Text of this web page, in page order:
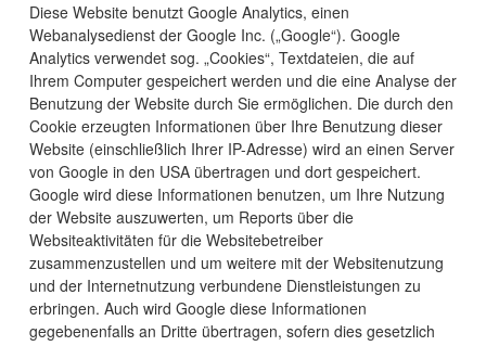
Diese Website benutzt Google Analytics, einen
Webanalysedienst der Google Inc. („Google“). Google
Analytics verwendet sog. „Cookies“, Textdateien, die auf
Ihrem Computer gespeichert werden und die eine Analyse der
Benutzung der Website durch Sie ermöglichen. Die durch den
Cookie erzeugten Informationen über Ihre Benutzung dieser
Website (einschließlich Ihrer IP-Adresse) wird an einen Server
von Google in den USA übertragen und dort gespeichert.
Google wird diese Informationen benutzen, um Ihre Nutzung
der Website auszuwerten, um Reports über die
Websiteaktivitäten für die Websitebetreiber
zusammenzustellen und um weitere mit der Websitenutzung
und der Internetnutzung verbundene Dienstleistungen zu
erbringen. Auch wird Google diese Informationen
gegebenenfalls an Dritte übertragen, sofern dies gesetzlich